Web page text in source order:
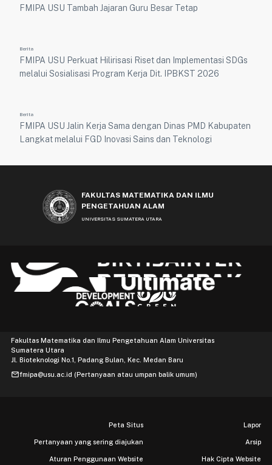
FMIPA USU Tambah Jajaran Guru Besar Tetap
Berita
FMIPA USU Perkuat Hilirisasi Riset dan Implementasi SDGs
melalui Sosialisasi Program Kerja Dit. IPBKST 2026
Berita
FMIPA USU Jalin Kerja Sama dengan Dinas PMD Kabupaten
Langkat melalui FGD Inovasi Sains dan Teknologi
FAKULTAS MATEMATIKA DAN ILMU
PENGETAHUAN ALAM
UNIVERSITAS SUMATERA UTARA
Fakultas Matematika dan Ilmu Pengetahuan Alam Universitas
Sumatera Utara
Jl. Bioteknologi No.1, Padang Bulan, Kec. Medan Baru
mailfmipa@usu.ac.id (Pertanyaan atau umpan balik umum)
Peta Situs Lapor
Pertanyaan yang sering diajukan Arsip
Aturan Penggunaan Website Hak Cipta Website